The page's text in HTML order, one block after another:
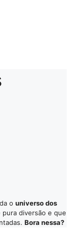
o universo dos
diversão e que
Bora nessa?